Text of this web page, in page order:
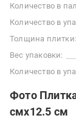
Количество в
Количество в
Толщина плитки:
Вес упаковки:
Количество в
Фото
смx12.5 см